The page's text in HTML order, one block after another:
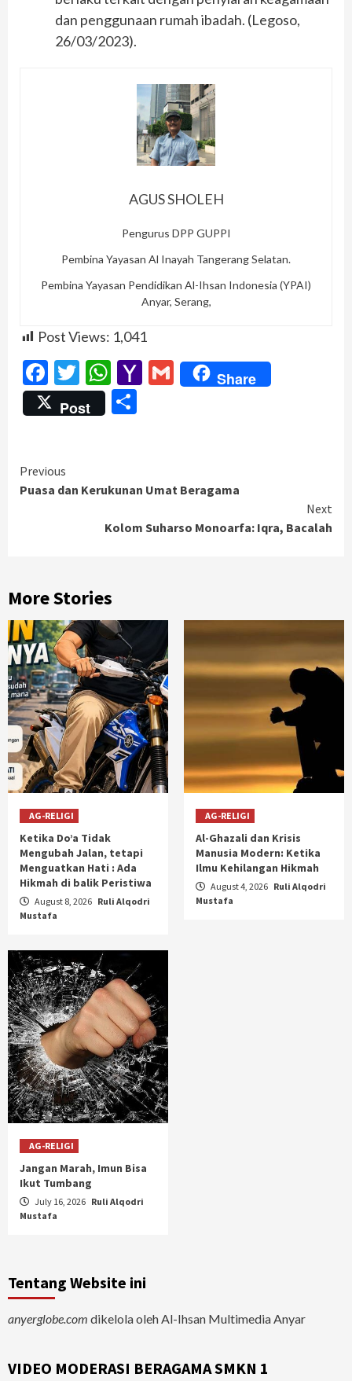
dan penggunaan rumah ibadah. (Legoso,
26/03/2023).
AGUS SHOLEH
Pengurus DPP GUPPI
Pembina Yayasan Al Inayah Tangerang Selatan.
Pembina Yayasan Pendidikan Al-Ihsan Indonesia (YPAI)
Anyar, Serang,
Post Views: 1,041
Facebook
Twitter
WhatsApp
Yahoo
Mail
GmailShare
Post
Continue
Reading
Previous
Puasa dan Kerukunan Umat Beragama
Next
Kolom Suharso Monoarfa: Iqra, Bacalah
More Stories
AG-RELIGI
Ketika Do’a Tidak
Mengubah Jalan, tetapi
Menguatkan Hati : Ada
Hikmah di balik Peristiwa
August 8, 2026 Ruli Alqodri
Mustafa
AG-RELIGI
Al-Ghazali dan Krisis
Manusia Modern: Ketika
Ilmu Kehilangan Hikmah
August 4, 2026 Ruli Alqodri
Mustafa
AG-RELIGI
Jangan Marah, Imun Bisa
Ikut Tumbang
July 16, 2026 Ruli Alqodri
Mustafa
Tentang Website ini
anyerglobe.com dikelola oleh Al-Ihsan Multimedia Anyar
VIDEO MODERASI BERAGAMA SMKN 1